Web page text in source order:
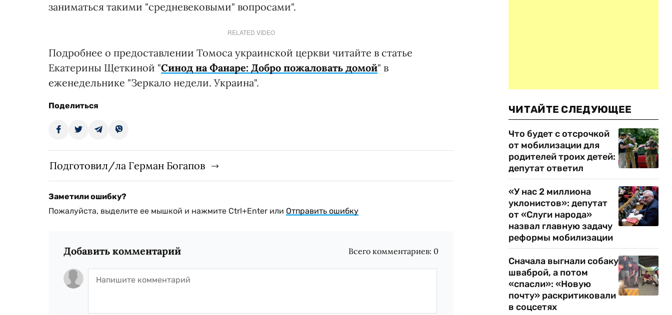
заниматься такими "средневековыми" вопросами".
RELATED VIDEO
Подробнее о предоставлении Томоса украинской церкви читайте в статье
Екатерины Щеткиной "Синод на Фанаре: Добро пожаловать домой" в
еженедельнике "Зеркало недели. Украина".
Поделиться
Подготовил/ла Герман Богапов
Заметили ошибку?
Пожалуйста, выделите ее мышкой и нажмите Ctrl+Enter или Отправить ошибку
Добавить комментарий Всего комментариев: 0
ЧИТАЙТЕ СЛЕДУЮЩЕЕ
Что будет с отсрочкой
от мобилизации для
родителей троих детей:
депутат ответил
«У нас 2 миллиона
уклонистов»: депутат
от «Слуги народа»
назвал главную задачу
реформы мобилизации
Сначала выгнали собаку
шваброй, а потом
«спасли»: «Новую
почту» раскритиковали
в соцсетях